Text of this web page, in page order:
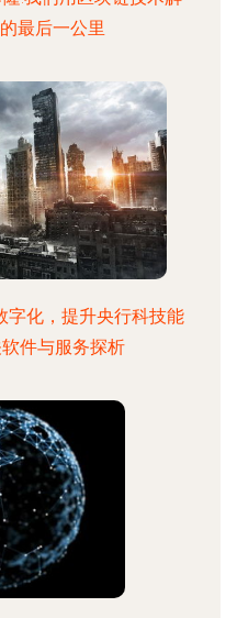
最后一公里
字化，提升央行科技能
件与服务探析